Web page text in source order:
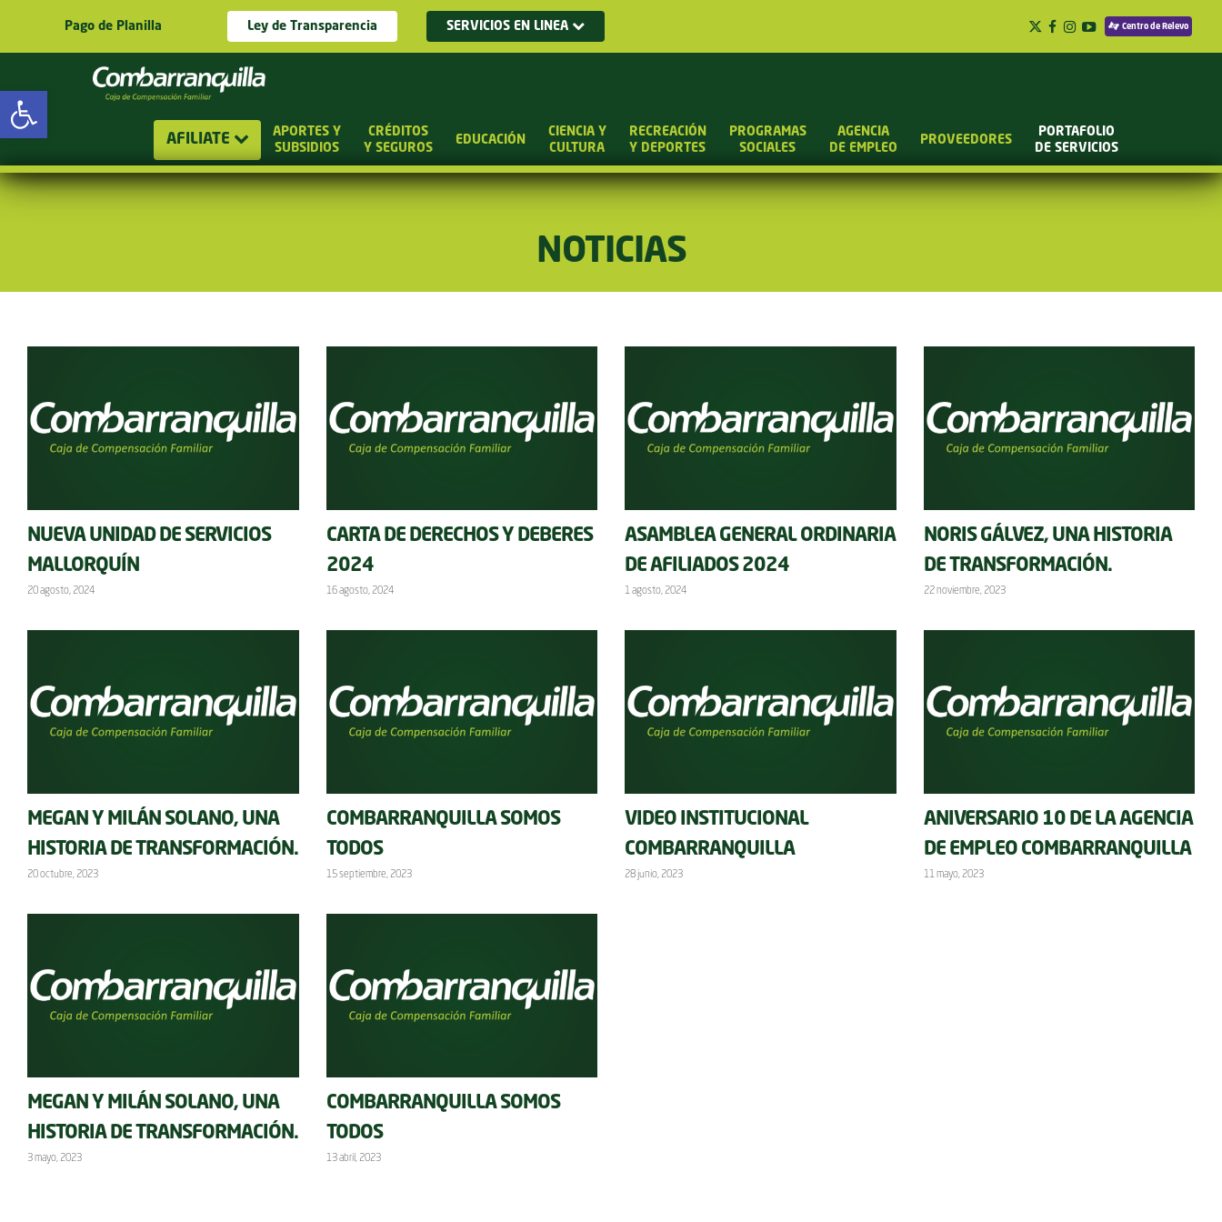
Abrir barra de herramientas
Pago de Planilla Ley de Transparencia SERVICIOS EN LINEA Centro de Relevo
AFILIATE
APORTES Y
SUBSIDIOS
CRÉDITOS
Y SEGUROS
EDUCACIÓN
CIENCIA Y
CULTURA
RECREACIÓN
Y DEPORTES
PROGRAMAS
SOCIALES
AGENCIA
DE EMPLEO
PROVEEDORES
PORTAFOLIO
DE SERVICIOS
NOTICIAS
NUEVA UNIDAD DE SERVICIOS
MALLORQUÍN
20 agosto, 2024
CARTA DE DERECHOS Y DEBERES
2024
16 agosto, 2024
ASAMBLEA GENERAL ORDINARIA
DE AFILIADOS 2024
1 agosto, 2024
NORIS GÁLVEZ, UNA HISTORIA
DE TRANSFORMACIÓN.
22 noviembre, 2023
MEGAN Y MILÁN SOLANO, UNA
HISTORIA DE TRANSFORMACIÓN.
20 octubre, 2023
COMBARRANQUILLA SOMOS
TODOS
15 septiembre, 2023
VIDEO INSTITUCIONAL
COMBARRANQUILLA
28 junio, 2023
ANIVERSARIO 10 DE LA AGENCIA
DE EMPLEO COMBARRANQUILLA
11 mayo, 2023
MEGAN Y MILÁN SOLANO, UNA
HISTORIA DE TRANSFORMACIÓN.
3 mayo, 2023
COMBARRANQUILLA SOMOS
TODOS
13 abril, 2023